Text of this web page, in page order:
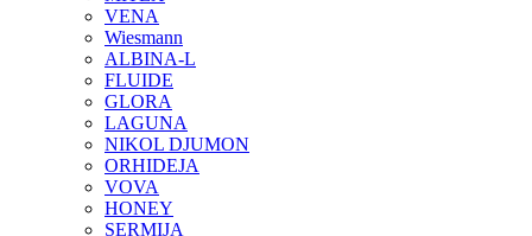
VENA
Wiesmann
ALBINA-L
FLUIDE
GLORA
LAGUNA
NIKOL DJUMON
ORHIDEJA
VOVA
HONEY
SERMIJA